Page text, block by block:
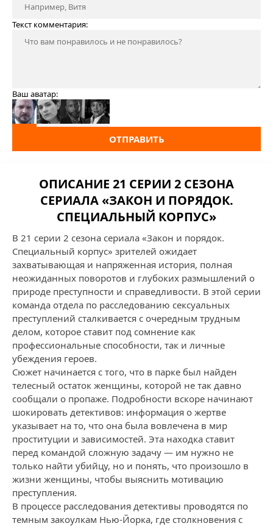
Текст комментария:
Ваш аватар:
ОТПРАВИТЬ
ОПИСАНИЕ 21 СЕРИИ 2 СЕЗОНА
СЕРИАЛА «ЗАКОН И ПОРЯДОК.
СПЕЦИАЛЬНЫЙ КОРПУС»
В 21 серии 2 сезона сериала «Закон и порядок.
Специальный корпус» зрителей ожидает
захватывающая и напряженная история, полная
неожиданных поворотов и глубоких размышлений о
природе преступности и справедливости. В этой серии
команда отдела по расследованию сексуальных
преступлений сталкивается с очередным трудным
делом, которое ставит под сомнение как
профессиональные способности, так и личные
убеждения героев.
Сюжет начинается с того, что в парке был найден
телесный остаток женщины, которой не так давно
сообщали о пропаже. Подробности вскоре начинают
шокировать детективов: информация о жертве
указывает на то, что она была вовлечена в мир
проституции и зависимостей. Эта находка ставит
перед командой сложную задачу — им нужно не
только найти убийцу, но и понять, что произошло в
жизни женщины, чтобы выяснить мотивацию
преступления.
В процессе расследования детективы проводятся по
темным закоулкам Нью-Йорка, где столкновения с